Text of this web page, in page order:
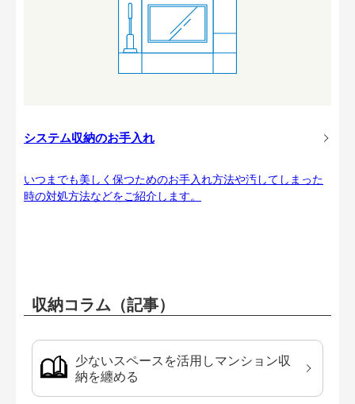
システム収納のお手入れ
いつまでも美しく保つためのお手入れ方法や汚してしまった
時の対処方法などをご紹介します。
収納コラム（記事）
少ないスペースを活用しマンション収
納を纏める